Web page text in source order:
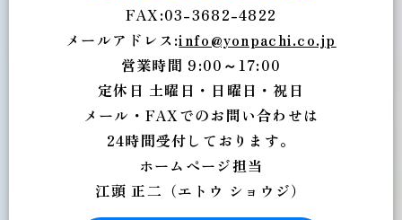
FAX:03-3682-4822
メールアドレス:info@yonpachi.co.jp
営業時間 9:00～17:00
定休日 土曜日・日曜日・祝日
メール・FAXでのお問い合わせは
24時間受付しております。
ホームページ担当
江頭 正二（エトウ ショウジ）